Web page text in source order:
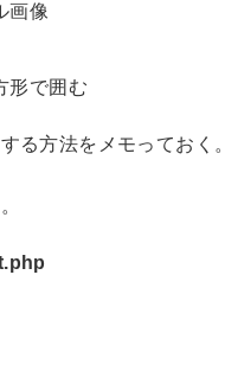
画像
形で囲む
る方法をメモっておく。